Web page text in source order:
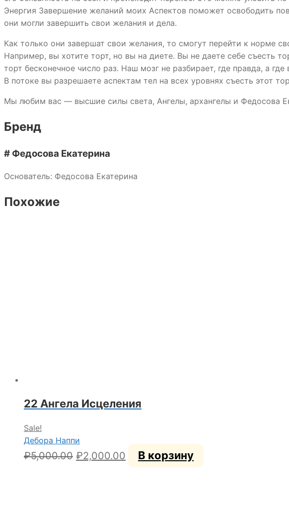
Энергия Завершение желаний моих Аспектов поможет освободить
они могли завершить свои желания и дела.
Как только они завершат свои желания, то смогут перейти к норме
Например, вы хотите торт, но вы на диете. Вы не даете себе съесть
торт бесконечное число раз. Наш мозг не разбирает, где правда, а
В потоке вы разрешаете аспектам тел на всех уровнях съесть этот
Мы любим вас — высшие силы света, Ангелы, архангелы и Федосова
Бренд
# Федосова Екатерина
Основатель: Федосова Екатерина
Похожие
22 Ангела Исцеления
Sale!
Дебора Наппи
₽5,000.00 Первоначальная
₽2,000.00 Текущая
цена:
В корзину